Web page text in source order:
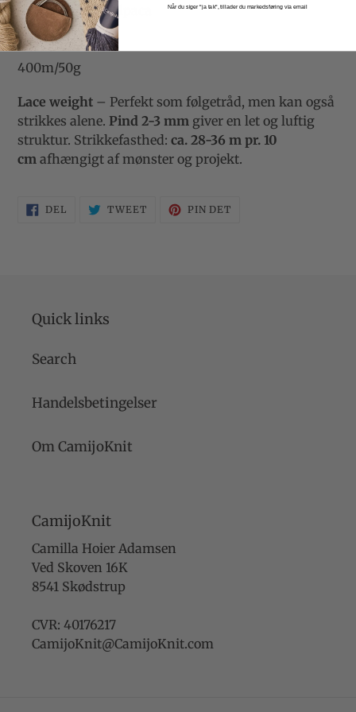
65% Baby Suri Alpaca
35% Silke
400m/50g
Lace weight – Perfekt som følgetråd, men kan også
strikkes alene. Pind 2-3 mm giver en let og luftig
struktur. Strikkefasthed: ca. 28-36 m pr. 10
cm afhængigt af mønster og projekt.
DEL
PÅ
TWEETTWEET PIN DET
Quick links
Search
Handelsbetingelser
Om CamijoKnit
CamijoKnit
Camilla Hoier Adamsen
Ved Skoven 16K
8541 Skødstrup
CVR: 40176217
CamijoKnit@CamijoKnit.com
Når du siger "ja tak", tillader du markedsføring via email